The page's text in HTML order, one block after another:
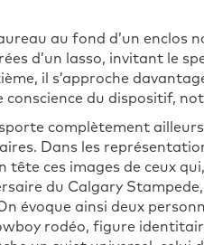
au fond d’un enclos
d’un lasso, invitant le
il s’approche
du dispositif,
complètement
Dans les
tête ces images de ceux
du Calgary
évoque ainsi deux
rodéo, figure